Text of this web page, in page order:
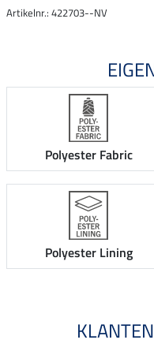
Artikelnr.: 422703--NV
Polyester Fabric
Polyester Lining